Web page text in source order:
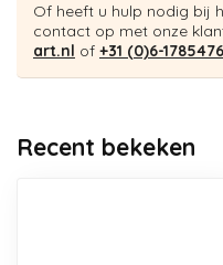
Of heeft u hulp nodig bij
contact op met onze
art.nl of +31 (0)6-
Recent bekeken